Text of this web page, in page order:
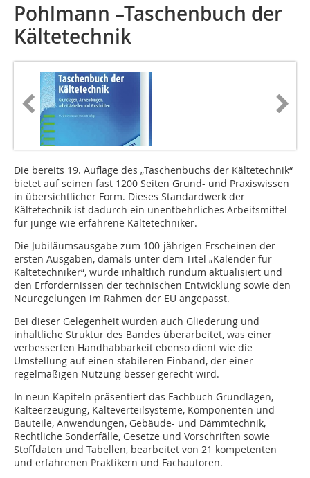
Pohlmann –Taschenbuch der
Kältetechnik
Die bereits 19. Auflage des „Taschenbuchs der Kältetechnik“
bietet auf seinen fast 1200 Seiten Grund- und Praxiswissen
in übersichtlicher Form. Dieses Standardwerk der
Kältetechnik ist dadurch ein unentbehrliches Arbeitsmittel
für junge wie erfahrene Kältetechniker.
Die Jubiläumsausgabe zum 100-jährigen Erscheinen der
ersten Ausgaben, damals unter dem Titel „Kalender für
Kältetechniker“, wurde inhaltlich rundum aktualisiert und
den Erfordernissen der technischen Entwicklung sowie den
Neuregelungen im Rahmen der EU angepasst.
Bei dieser Gelegenheit wurden auch Gliederung und
inhaltliche Struktur des Bandes überarbeitet, was einer
verbesserten Handhabbarkeit ebenso dient wie die
Umstellung auf einen stabileren Einband, der einer
regelmäßigen Nutzung besser gerecht wird.
In neun Kapiteln präsentiert das Fachbuch Grundlagen,
Kälteerzeugung, Kälteverteilsysteme, Komponenten und
Bauteile, Anwendungen, Gebäude- und Dämmtechnik,
Rechtliche Sonderfälle, Gesetze und Vorschriften sowie
Stoffdaten und Tabellen, bearbeitet von 21 kompetenten
und erfahrenen Praktikern und Fachautoren.